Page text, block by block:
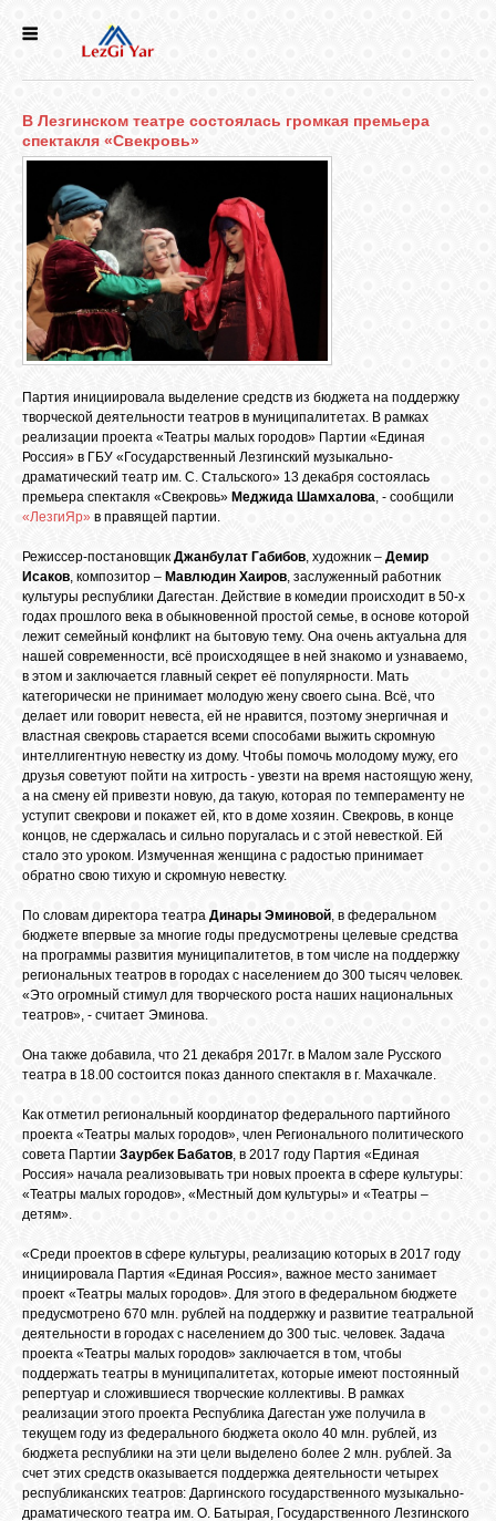
СЕЛА
ИСТОРИЯ
КУЛЬТУРА
ГОЛОС
ЛЕЗГИН
НАРОДЫ
БИБЛИОТЕКА
ГОСТЕВАЯ
О САЙТЕ
ФОТО
ВИДЕО
МУЗЫКА
САЙТЫ
ОБЪЯВЛЕНИЯ
ОТВЕТЫ
КОНТАКТЫ
ВХОД
RSS
VK
GOOGLE+
В Лезгинском театре состоялась громкая премьера
спектакля «Свекровь»
Партия инициировала выделение средств из бюджета на поддержку
творческой деятельности театров в муниципалитетах. В рамках
реализации проекта «Театры малых городов» Партии «Единая
Россия» в ГБУ «Государственный Лезгинский музыкально-
драматический театр им. С. Стальского» 13 декабря состоялась
премьера спектакля «Свекровь» Меджида Шамхалова, - сообщили
«ЛезгиЯр» в правящей партии.
Режиссер-постановщикДжанбулат Габибов, художник – Демир
Исаков, композитор – Мавлюдин Хаиров, заслуженный работник
культуры республики Дагестан. Действие в комедии происходит в 50-х
годах прошлого века в обыкновенной простой семье, в основе которой
лежит семейный конфликт на бытовую тему. Она очень актуальна для
нашей современности, всё происходящее в ней знакомо и узнаваемо,
в этом и заключается главный секрет её популярности. Мать
категорически не принимает молодую жену своего сына. Всё, что
делает или говорит невеста, ей не нравится, поэтому энергичная и
властная свекровь старается всеми способами выжить скромную
интеллигентную невестку из дому. Чтобы помочь молодому мужу, его
друзья советуют пойти на хитрость - увезти на время настоящую жену,
а на смену ей привезти новую, да такую, которая по темпераменту не
уступит свекрови и покажет ей, кто в доме хозяин. Свекровь, в конце
концов, не сдержалась и сильно поругалась и с этой невесткой. Ей
стало это уроком. Измученная женщина с радостью принимает
обратно свою тихую и скромную невестку.
По словам директора театра Динары Эминовой, в федеральном
бюджете впервые за многие годы предусмотрены целевые средства
на программы развития муниципалитетов, в том числе на поддержку
региональных театров в городах с населением до 300 тысяч человек.
«Это огромный стимул для творческого роста наших национальных
театров», - считает Эминова.
Она также добавила, что 21 декабря 2017г. в Малом зале Русского
театра в 18.00 состоится показ данного спектакля в г. Махачкале.
Как отметил региональный координатор федерального партийного
проекта «Театры малых городов», член Регионального политического
совета Партии Заурбек Бабатов, в 2017 году Партия «Единая
Россия» начала реализовывать три новых проекта в сфере культуры:
«Театры малых городов», «Местный дом культуры» и «Театры –
детям».
«Среди проектов в сфере культуры, реализацию которых в 2017 году
инициировала Партия «Единая Россия», важное место занимает
проект «Театры малых городов». Для этого в федеральном бюджете
предусмотрено 670 млн. рублей на поддержку и развитие театральной
деятельности в городах с населением до 300 тыс. человек. Задача
проекта «Театры малых городов» заключается в том, чтобы
поддержать театры в муниципалитетах, которые имеют постоянный
репертуар и сложившиеся творческие коллективы. В рамках
реализации этого проекта Республика Дагестан уже получила в
текущем году из федерального бюджета около 40 млн. рублей, из
бюджета республики на эти цели выделено более 2 млн. рублей. За
счет этих средств оказывается поддержка деятельности четырех
республиканских театров: Даргинского государственного музыкально-
драматического театра им. О. Батырая, Государственного Лезгинского